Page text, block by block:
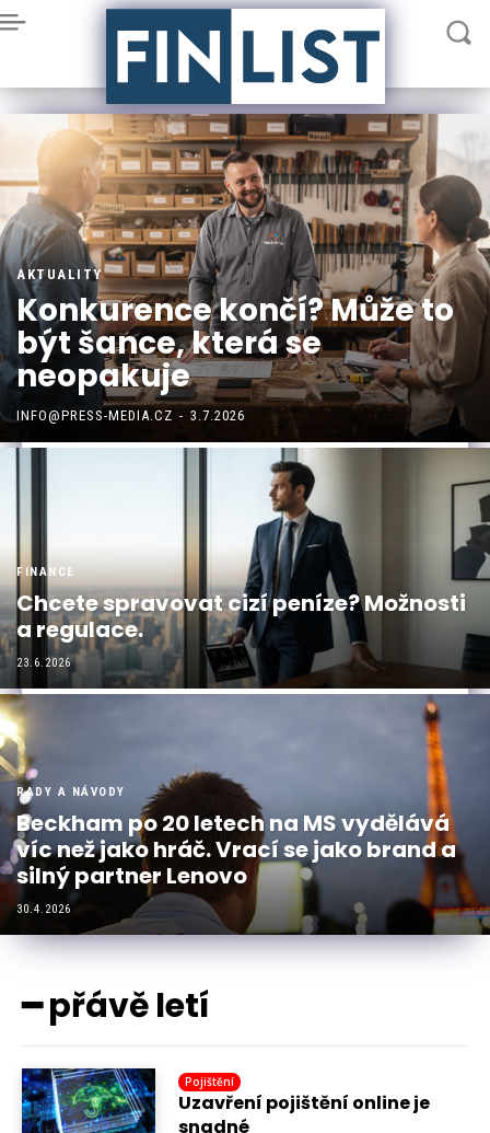
AKTUALITY
Konkurence končí? Může to
být šance, která se
neopakuje
INFO@PRESS-MEDIA.CZ - 3.7.2026
FINANCE
Chcete spravovat cizí peníze? Možnosti
a regulace.
23.6.2026
RADY A NÁVODY
Beckham po 20 letech na MS vydělává
víc než jako hráč. Vrací se jako brand a
silný partner Lenovo
30.4.2026
━ přávě letí
Pojištění
Uzavření pojištění online je
snadné